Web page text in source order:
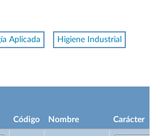
Aplicada Higiene Industrial
Código Nombre Carácter